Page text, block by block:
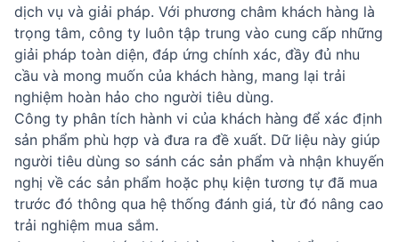
dịch vụ và giải pháp. Với phương châm khách hàng là
trọng tâm, công ty luôn tập trung vào cung cấp những
giải pháp toàn diện, đáp ứng chính xác, đầy đủ nhu
cầu và mong muốn của khách hàng, mang lại trải
nghiệm hoàn hảo cho người tiêu dùng.
Công ty phân tích hành vi của khách hàng để xác định
sản phẩm phù hợp và đưa ra đề xuất. Dữ liệu này giúp
người tiêu dùng so sánh các sản phẩm và nhận khuyến
nghị về các sản phẩm hoặc phụ kiện tương tự đã mua
trước đó thông qua hệ thống đánh giá, từ đó nâng cao
trải nghiệm mua sắm.